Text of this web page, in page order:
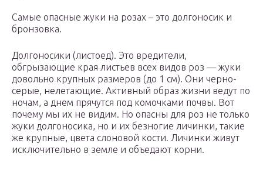
Самые опасные жуки на розах – это долгоносик и
бронзовка.
Долгоносики (листоед). Это вредители,
обгрызающие края листьев всех видов роз — жуки
довольно крупных размеров (до 1 см). Они черно-
серые, нелетающие. Активный образ жизни ведут по
ночам, а днем прячутся под комочками почвы. Вот
почему мы их не видим. Но опасны для роз не только
жуки долгоносика, но и их безногие личинки, такие
же крупные, цвета слоновой кости. Личинки живут
исключительно в земле и объедают корни.